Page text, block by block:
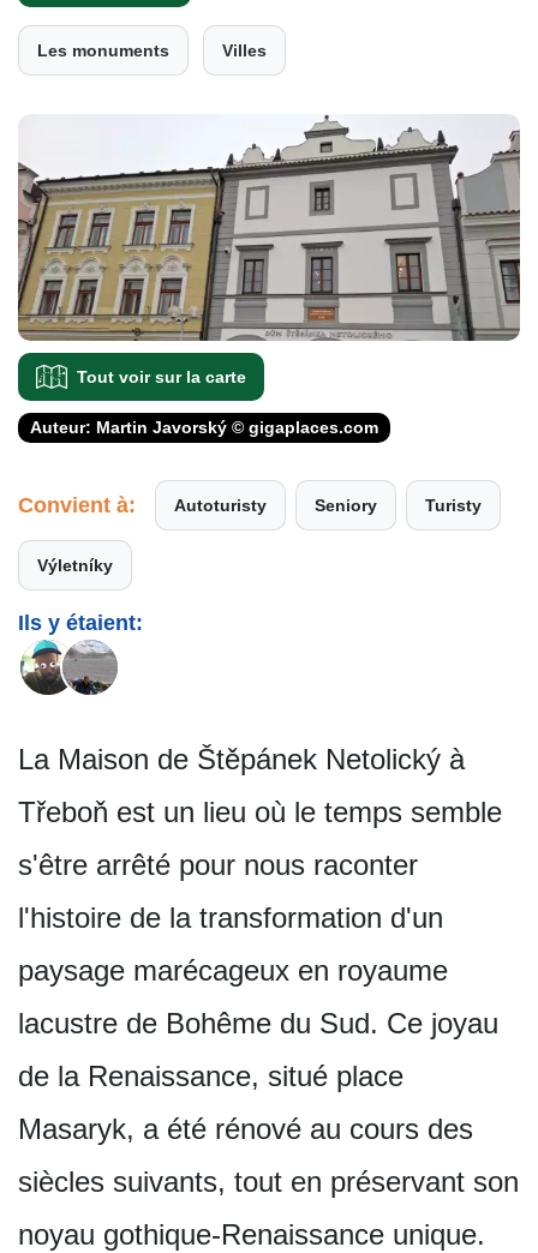
Les monuments Villes
Tout voir sur la carte
Auteur: Martin Javorský © gigaplaces.com
Convient à: Autoturisty Seniory Turisty
Výletníky
Ils y étaient:
La Maison de Štěpánek Netolický à
Třeboň est un lieu où le temps semble
s'être arrêté pour nous raconter
l'histoire de la transformation d'un
paysage marécageux en royaume
lacustre de Bohême du Sud. Ce joyau
de la Renaissance, situé place
Masaryk, a été rénové au cours des
siècles suivants, tout en préservant son
noyau gothique-Renaissance unique.